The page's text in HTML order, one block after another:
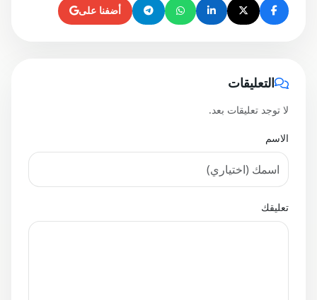
أضفنا على
التعليقات
لا توجد تعليقات بعد.
الاسم
تعليقك